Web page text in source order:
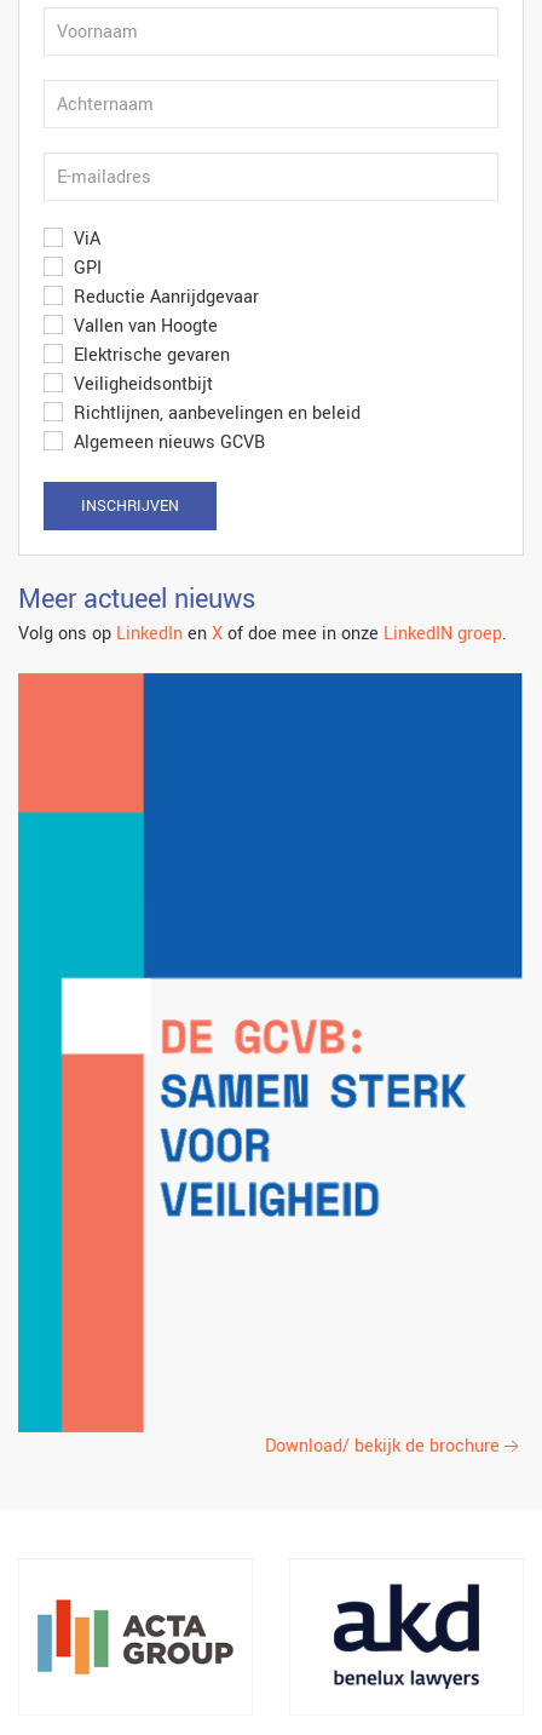
ViA
GPI
Reductie Aanrijdgevaar
Vallen van Hoogte
Elektrische gevaren
Veiligheidsontbijt
Richtlijnen, aanbevelingen en beleid
Algemeen nieuws GCVB
INSCHRIJVEN
Meer actueel nieuws
Volg ons op LinkedInenXof doe mee in onze LinkedIN groep.
Download/ bekijk de brochure